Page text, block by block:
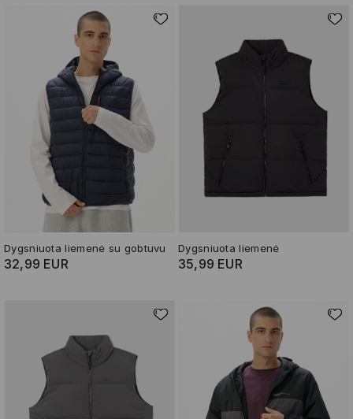
Dygsniuota liemenė su gobtuvu
32,99 EUR
Dygsniuota liemenė
35,99 EUR